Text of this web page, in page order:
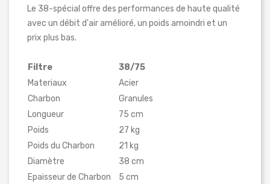
Le 38-spécial offre des performances de haute qualité
avec un débit d'air amélioré, un poids amoindri et un
prix plus bas.
Filtre
38/75
Materiaux
Acier
Charbon
Granules
Longueur
75 cm
Poids
27 kg
Poids du Charbon
21 kg
Diamètre
38 cm
Epaisseur de Charbon
5 cm